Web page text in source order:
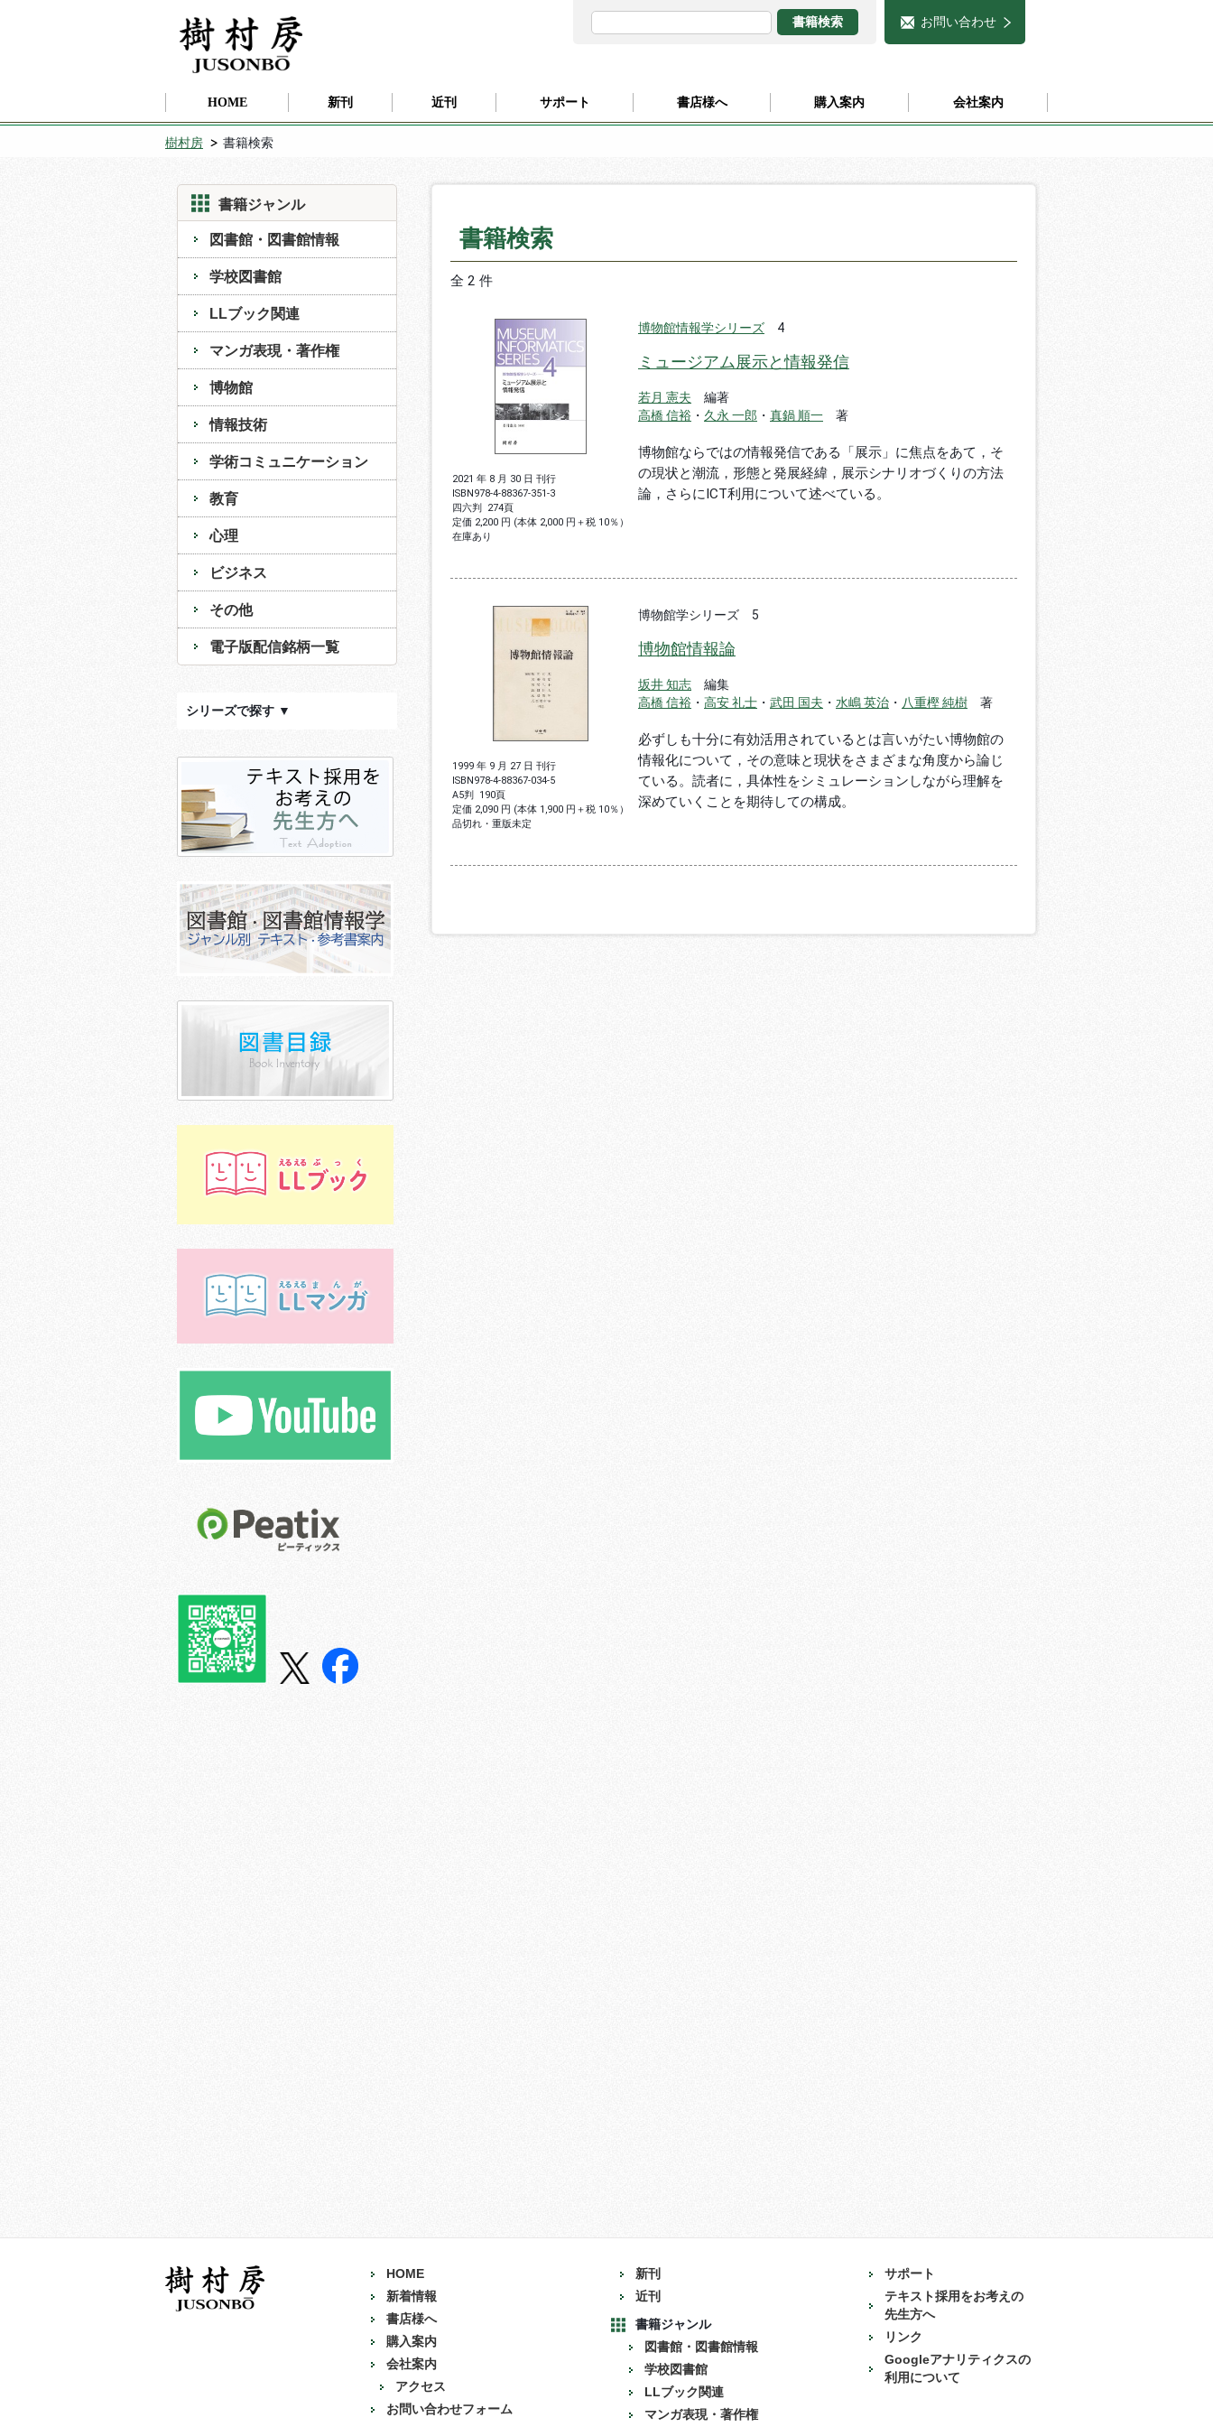
お問い合わせ
HOME 新刊 近刊 サポート 書店様へ 購入案内 会社案内
樹村房 書籍検索
書籍ジャンル
図書館・図書館情報
学校図書館
LLブック関連
マンガ表現・著作権
博物館
情報技術
学術コミュニケーション
教育
心理
ビジネス
その他
電子版配信銘柄一覧
シリーズで探す ▼
書籍検索
全 2 件
2021 年 8 月 30 日 刊行
ISBN978-4-88367-351-3
四六判 274頁
定価 2,200 円 (本体 2,000 円＋税 10％）
在庫あり
博物館情報学シリーズ 4
ミュージアム展示と情報発信
若月 憲夫 編著
高橋 信裕 ・ 久永 一郎 ・ 真鍋 順一 著
博物館ならではの情報発信である「展示」に焦点をあて，そ
の現状と潮流，形態と発展経緯，展示シナリオづくりの方法
論，さらにICT利用について述べている。
1999 年 9 月 27 日 刊行
ISBN978-4-88367-034-5
A5判 190頁
定価 2,090 円 (本体 1,900 円＋税 10％）
品切れ・重版未定
博物館学シリーズ 5
博物館情報論
坂井 知志 編集
高橋 信裕 ・ 高安 礼士 ・ 武田 国夫 ・ 水嶋 英治 ・ 八重樫 純樹 著
必ずしも十分に有効活用されているとは言いがたい博物館の
情報化について，その意味と現状をさまざまな角度から論じ
ている。読者に，具体性をシミュレーションしながら理解を
深めていくことを期待しての構成。
HOME
新着情報
書店様へ
購入案内
会社案内
アクセス
お問い合わせフォーム
新刊
近刊
書籍ジャンル
図書館・図書館情報
学校図書館
LLブック関連
マンガ表現・著作権
サポート
テキスト採用をお考えの
先生方へ
リンク
Googleアナリティクスの
利用について